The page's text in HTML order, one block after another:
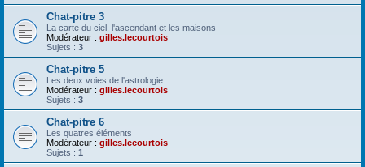
Chat-pitre 3
La carte du ciel, l'ascendant et les maisons
Modérateur : gilles.lecourtois
Sujets : 3
Chat-pitre 5
Les deux voies de l'astrologie
Modérateur : gilles.lecourtois
Sujets : 3
Chat-pitre 6
Les quatres éléments
Modérateur : gilles.lecourtois
Sujets : 1